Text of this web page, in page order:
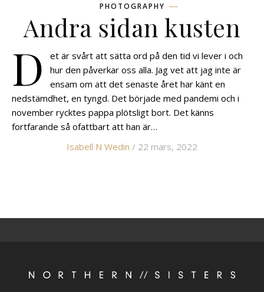
PHOTOGRAPHY
Andra sidan kusten
D
et är svårt att sätta ord på den tid vi lever i och
hur den påverkar oss alla. Jag vet att jag inte är
ensam om att det senaste året har känt en
nedstämdhet, en tyngd. Det började med pandemi och i
november rycktes pappa plötsligt bort. Det känns
fortfarande så ofattbart att han är…
Isabell N Wedin / 22 mars, 2022